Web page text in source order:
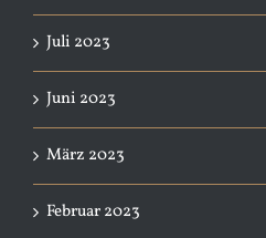
Juli 2023
Juni 2023
März 2023
Februar 2023